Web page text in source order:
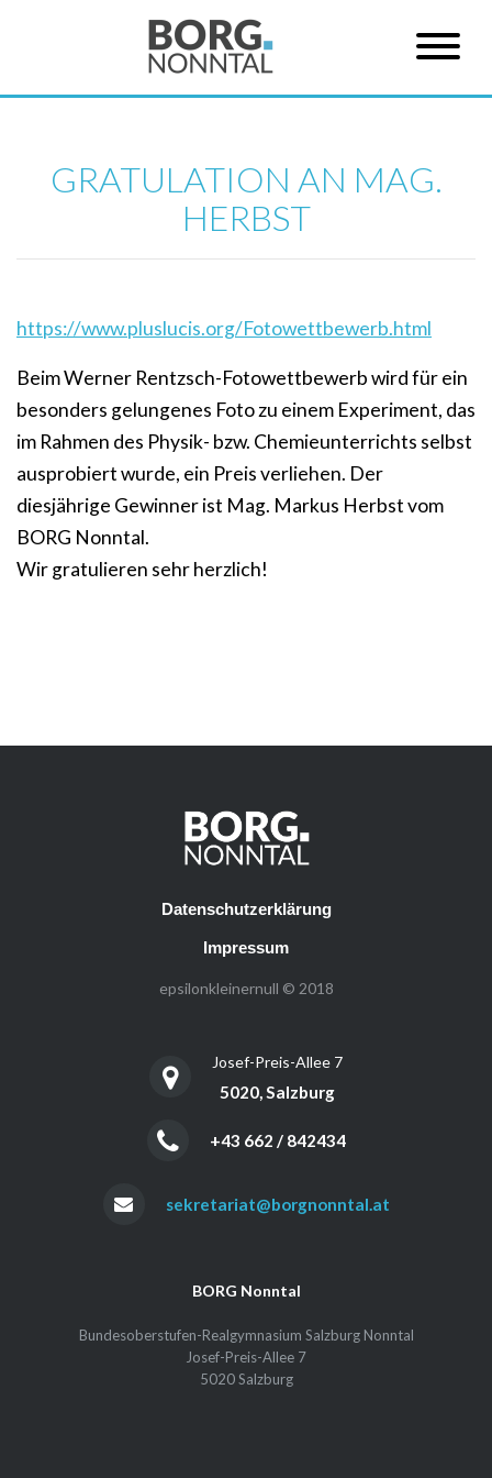
GRATULATION AN MAG.
HERBST
https://www.pluslucis.org/Fotowettbewerb.html
Beim Werner Rentzsch-Fotowettbewerb wird für ein
besonders gelungenes Foto zu einem Experiment, das
im Rahmen des Physik- bzw. Chemieunterrichts selbst
ausprobiert wurde, ein Preis verliehen. Der
diesjährige Gewinner ist Mag. Markus Herbst vom
BORG Nonntal.
Wir gratulieren sehr herzlich!
Datenschutzerklärung
Impressum
epsilonkleinernull © 2018
Josef-Preis-Allee 7
5020, Salzburg
+43 662 / 842434
sekretariat@borgnonntal.at
BORG Nonntal
Bundesoberstufen-Realgymnasium Salzburg Nonntal
Josef-Preis-Allee 7
5020 Salzburg